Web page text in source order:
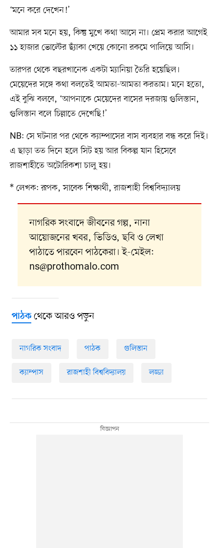
‘মনে করে দেখেন!’
আমার সব মনে হয়, কিন্তু মুখে কথা আসে না। প্রেম করার আগেই
১১ হাজার ভোল্টের ছ্যাঁকা খেয়ে কোনো রকমে পালিয়ে আসি।
তারপর থেকে বছরখানেক একটা ম্যানিয়া তৈরি হয়েছিল।
মেয়েদের সঙ্গে কথা বলতেই আমতা-আমতা করতাম। মনে হতো,
এই বুঝি বলবে, ‘আপনাকে মেয়েদের বাসের দরজায় গুলিস্তান,
গুলিস্তান বলে চিল্লাতে দেখেছি!’
NB: সে ঘটনার পর থেকে ক্যাম্পাসের বাস ব্যবহার বন্ধ করে দিই।
এ ছাড়া তত দিনে হলে সিট হয় আর বিকল্প যান হিসেবে
রাজশাহীতে অটোরিকশা চালু হয়।
* লেখক: রূপক, সাবেক শিক্ষার্থী, রাজশাহী বিশ্ববিদ্যালয়
নাগরিক সংবাদে জীবনের গল্প, নানা
আয়োজনের খবর, ভিডিও, ছবি ও লেখা
পাঠাতে পারবেন পাঠকেরা। ই-মেইল:
ns@prothomalo.com
পাঠকথেকে আরও পড়ুন
নাগরিক সংবাদ পাঠক গুলিস্তান
ক্যাম্পাস রাজশাহী বিশ্ববিদ্যালয় লজ্জা